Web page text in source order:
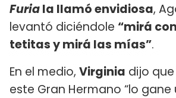
Furiala llamó envidiosa,
levantó diciéndole “mirá
tetitas y mirá las mías”.
En el medio, Virginia dijo
este Gran Hermano “lo gane